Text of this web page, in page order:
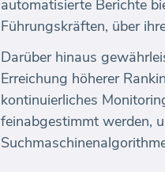
automatisierte Berichte
Führungskräften, über
Darüber hinaus
Erreichung höherer
kontinuierliches
feinabgestimmt werden,